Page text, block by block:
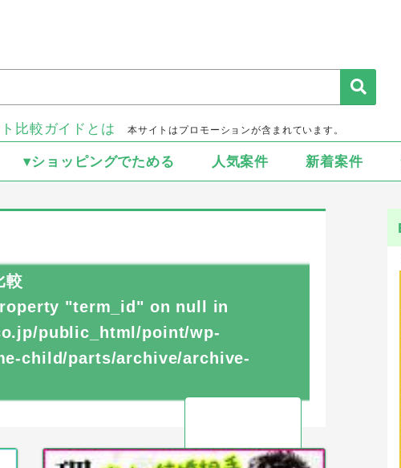
比較ガイドとは 本サイトはプロモーションが含まれています。
▾ショッピングでためる 人気案件 新着案件
較
"term_id" on null in
public_html/point/wp-
child/parts/archive/archive-